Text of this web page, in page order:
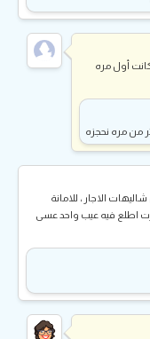
أول مره
من مره نحجزه
الاجار ، للامانة
٦ سنوات . ما فدرت اطلع فيه عيب واحد عسى